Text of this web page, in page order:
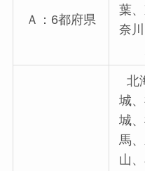
Ａ：6都府県
葉
奈川
北
城
城
馬
山